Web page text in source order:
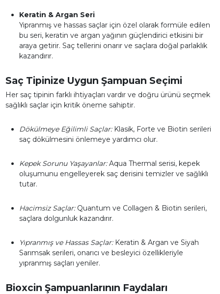
Keratin & Argan Seri
Yıpranmış ve hassas saçlar için özel olarak formüle edilen
bu seri, keratin ve argan yağının güçlendirici etkisini bir
araya getirir. Saç tellerini onarır ve saçlara doğal parlaklık
kazandırır.
Saç Tipinize Uygun Şampuan Seçimi
Her saç tipinin farklı ihtiyaçları vardır ve doğru ürünü seçmek
sağlıklı saçlar için kritik öneme sahiptir.
Dökülmeye Eğilimli Saçlar:Klasik, Forte ve Biotin serileri
saç dökülmesini önlemeye yardımcı olur.
Kepek Sorunu Yaşayanlar:Aqua Thermal serisi, kepek
oluşumunu engelleyerek saç derisini temizler ve sağlıklı
tutar.
Hacimsiz Saçlar:Quantum ve Collagen & Biotin serileri,
saçlara dolgunluk kazandırır.
Yıpranmış ve Hassas Saçlar: Keratin & Argan ve Siyah
Sarımsak serileri, onarıcı ve besleyici özellikleriyle
yıpranmış saçları yeniler.
Bioxcin Şampuanlarının Faydaları